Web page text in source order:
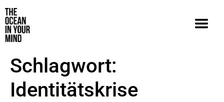
Schlagwort:
Identitätskrise